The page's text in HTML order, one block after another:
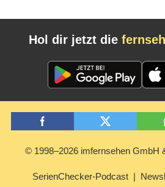
Hol dir jetzt die
© 1998–2026 imfernsehen GmbH
SerienChecker-Podcast